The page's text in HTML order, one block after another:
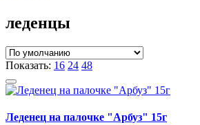
леденцы
Показать: 16 24 48
Леденец на палочке "Арбуз" 15г